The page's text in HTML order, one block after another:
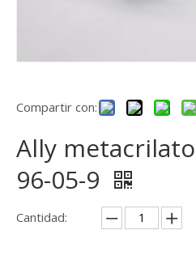
Compartir con:
Ally
96-05-9
Cantidad: